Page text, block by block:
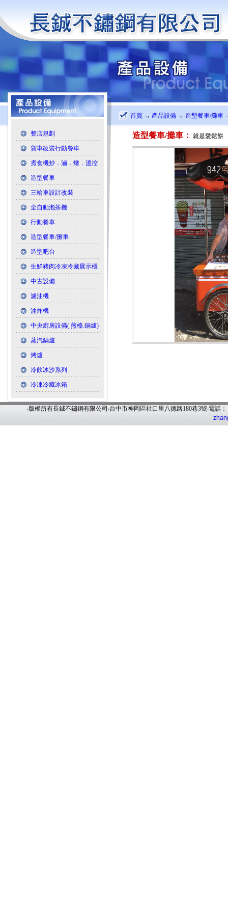
整店規劃
貨車改裝行動餐車
煮食機炒．滷．燉．溫控
造型餐車
三輪車設計改裝
全自動泡茶機
行動餐車
造型餐車/攤車
造型吧台
生鮮豬肉冷凍冷藏展示櫃
中古設備
濾油機
油炸機
中央廚房設備( 煎檯.鍋爐)
蒸汽鍋爐
烤爐
冷飲冰沙系列
冷凍冷藏冰箱
首頁 → 產品設備 → 造型餐車/攤車
造型餐車/攤車： 就是愛鬆餅
‧版權所有長鋮不鏽鋼有限公司‧台中市神岡區社口里八德路180巷3號‧電話：